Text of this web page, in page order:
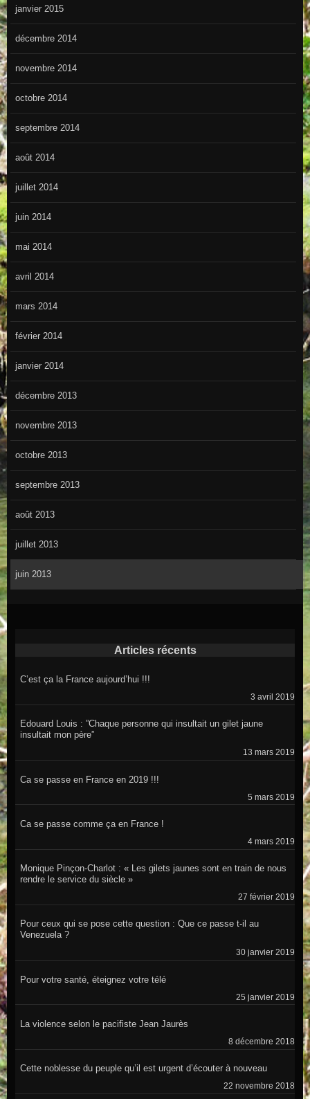
janvier 2015
décembre 2014
novembre 2014
octobre 2014
septembre 2014
août 2014
juillet 2014
juin 2014
mai 2014
avril 2014
mars 2014
février 2014
janvier 2014
décembre 2013
novembre 2013
octobre 2013
septembre 2013
août 2013
juillet 2013
juin 2013
Articles récents
C’est ça la France aujourd’hui !!!
3 avril 2019
Edouard Louis : ”Chaque personne qui insultait un gilet jaune
insultait mon père”
13 mars 2019
Ca se passe en France en 2019 !!!
5 mars 2019
Ca se passe comme ça en France !
4 mars 2019
Monique Pinçon-Charlot : « Les gilets jaunes sont en train de nous
rendre le service du siècle »
27 février 2019
Pour ceux qui se pose cette question : Que ce passe t-il au
Venezuela ?
30 janvier 2019
Pour votre santé, éteignez votre télé
25 janvier 2019
La violence selon le pacifiste Jean Jaurès
8 décembre 2018
Cette noblesse du peuple qu’il est urgent d’écouter à nouveau
22 novembre 2018